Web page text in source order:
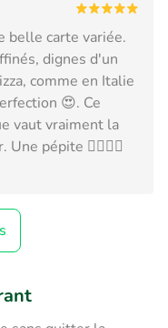
belle carte variée.
dignes d'un
comme en Italie
😍. Ce
vaut vraiment la
pépite 👌🏻👍🏻